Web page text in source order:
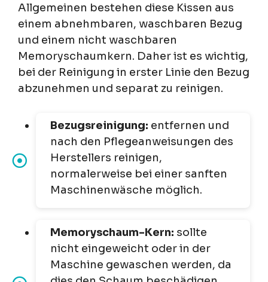
Allgemeinen bestehen diese Kissen aus
einem abnehmbaren, waschbaren Bezug
und einem nicht waschbaren
Memoryschaumkern. Daher ist es wichtig,
bei der Reinigung in erster Linie den Bezug
abzunehmen und separat zu reinigen.
Bezugsreinigung: entfernen und
nach den Pflegeanweisungen des
Herstellers reinigen,
normalerweise bei einer sanften
Maschinenwäsche möglich.
Memoryschaum-Kern: sollte
nicht eingeweicht oder in der
Maschine gewaschen werden, da